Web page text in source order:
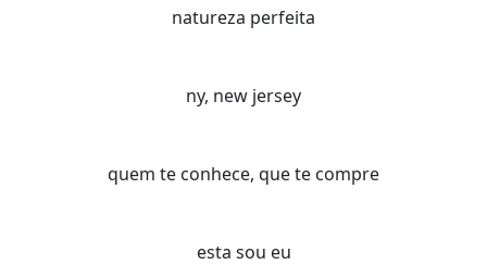
natureza perfeita
ny, new jersey
quem te conhece, que te compre
esta sou eu